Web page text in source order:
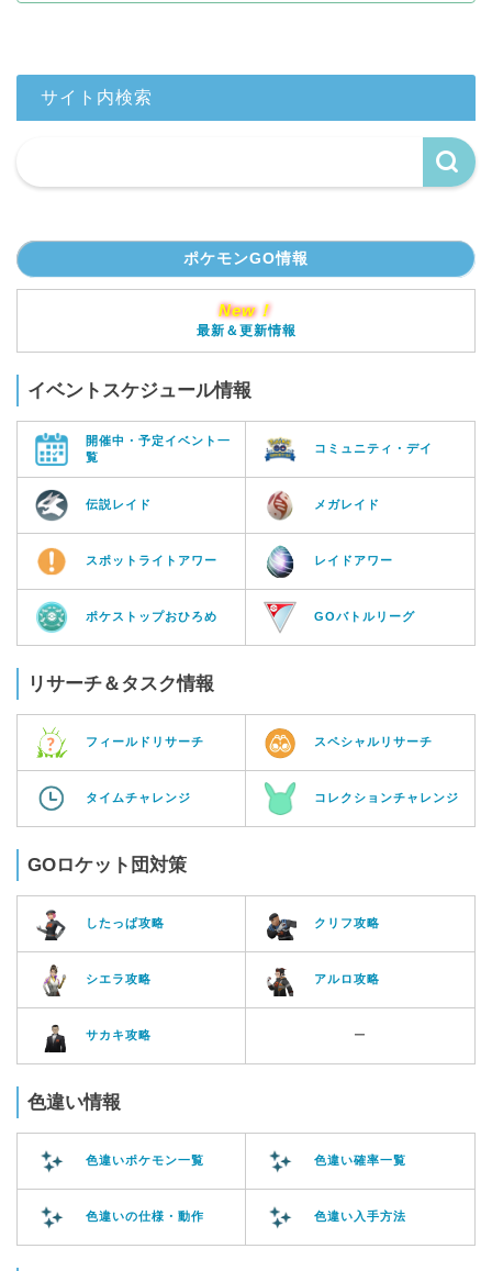
サイト内検索
ポケモンGO情報
New！
最新＆更新情報
イベントスケジュール情報
開催中・予定イベント一
覧
コミュニティ・デイ
伝説レイド メガレイド
スポットライトアワー レイドアワー
ポケストップおひろめ GOバトルリーグ
リサーチ＆タスク情報
フィールドリサーチ スペシャルリサーチ
タイムチャレンジ コレクションチャレンジ
GOロケット団対策
したっぱ攻略 クリフ攻略
シエラ攻略 アルロ攻略
サカキ攻略 ー
色違い情報
色違いポケモン一覧 色違い確率一覧
色違いの仕様・動作 色違い入手方法